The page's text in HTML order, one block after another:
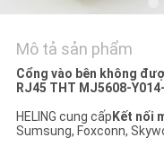
TRANG
WEB
CHÍNH
SÁCH
Mô tả sản phẩm
Cổng vào bên không
RJ45 THT MJ5608-
HELING cung cấp Kết nối
Sumsung, Foxconn,